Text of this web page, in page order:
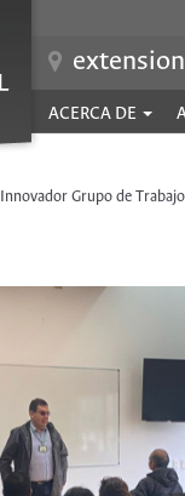
ACERCA DE
Innovador Grupo de